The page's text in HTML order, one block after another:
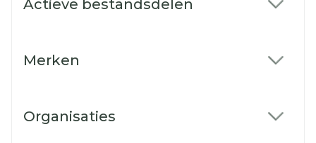
Actieve bestandsdelen
Merken
Organisaties